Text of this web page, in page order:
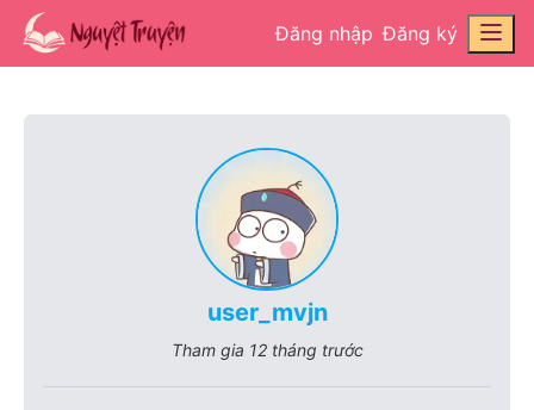
Đăng nhập Đăng ký
user_mvjn
Tham gia 12 tháng trước